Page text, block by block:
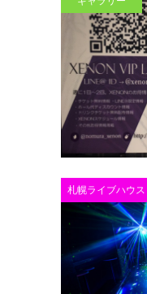
札幌ライブハウス